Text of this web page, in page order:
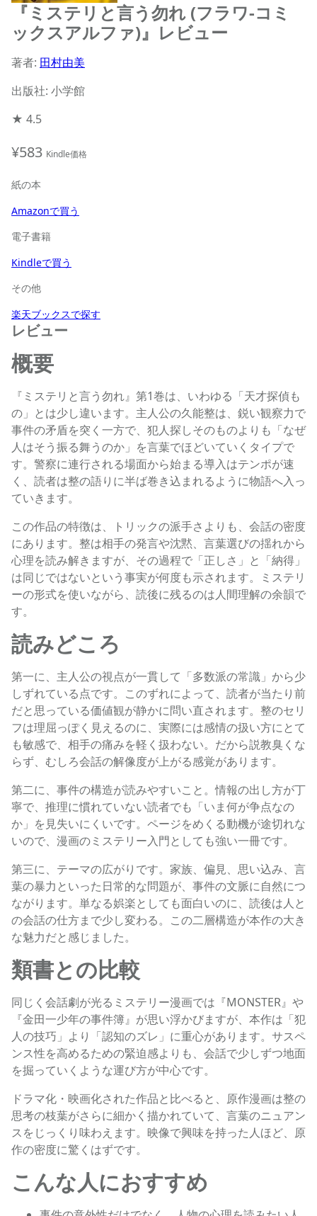
『ミステリと言う勿れ (フラワ-コミ
ックスアルファ)』レビュー
著者: 田村由美
出版社: 小学館
★ 4.5
¥583 Kindle価格
紙の本
Amazonで買う
電子書籍
Kindleで買う
その他
楽天ブックスで探す
レビュー
概要
『ミステリと言う勿れ』第1巻は、いわゆる「天才探偵も
の」とは少し違います。主人公の久能整は、鋭い観察力で
事件の矛盾を突く一方で、犯人探しそのものよりも「なぜ
人はそう振る舞うのか」を言葉でほどいていくタイプで
す。警察に連行される場面から始まる導入はテンポが速
く、読者は整の語りに半ば巻き込まれるように物語へ入っ
ていきます。
この作品の特徴は、トリックの派手さよりも、会話の密度
にあります。整は相手の発言や沈黙、言葉選びの揺れから
心理を読み解きますが、その過程で「正しさ」と「納得」
は同じではないという事実が何度も示されます。ミステリ
ーの形式を使いながら、読後に残るのは人間理解の余韻で
す。
読みどころ
第一に、主人公の視点が一貫して「多数派の常識」から少
しずれている点です。このずれによって、読者が当たり前
だと思っている価値観が静かに問い直されます。整のセリ
フは理屈っぽく見えるのに、実際には感情の扱い方にとて
も敏感で、相手の痛みを軽く扱わない。だから説教臭くな
らず、むしろ会話の解像度が上がる感覚があります。
第二に、事件の構造が読みやすいこと。情報の出し方が丁
寧で、推理に慣れていない読者でも「いま何が争点なの
か」を見失いにくいです。ページをめくる動機が途切れな
いので、漫画のミステリー入門としても強い一冊です。
第三に、テーマの広がりです。家族、偏見、思い込み、言
葉の暴力といった日常的な問題が、事件の文脈に自然につ
ながります。単なる娯楽としても面白いのに、読後は人と
の会話の仕方まで少し変わる。この二層構造が本作の大き
な魅力だと感じました。
類書との比較
同じく会話劇が光るミステリー漫画では『MONSTER』や
『金田一少年の事件簿』が思い浮かびますが、本作は「犯
人の技巧」より「認知のズレ」に重心があります。サスペ
ンス性を高めるための緊迫感よりも、会話で少しずつ地面
を掘っていくような運び方が中心です。
ドラマ化・映画化された作品と比べると、原作漫画は整の
思考の枝葉がさらに細かく描かれていて、言葉のニュアン
スをじっくり味わえます。映像で興味を持った人ほど、原
作の密度に驚くはずです。
こんな人におすすめ